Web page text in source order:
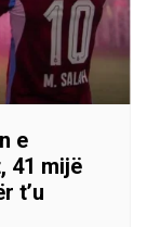
e
41 mijë
t’u